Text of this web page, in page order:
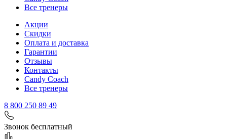
Все тренеры
Акции
Скидки
Оплата и доставка
Гарантии
Отзывы
Контакты
Candy Coach
Все тренеры
8 800 250 89 49
Звонок бесплатный